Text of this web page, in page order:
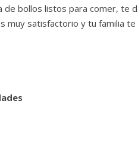
de bollos listos para comer, te
muy satisfactorio y tu familia te